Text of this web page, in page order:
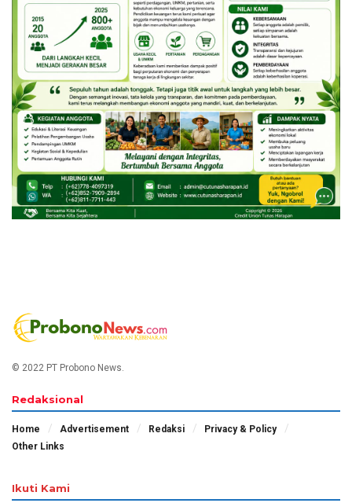
© 2022 PT Probono News.
Redaksional
Home Advertisement Redaksi
Privacy & Policy
Other Links
Ikuti Kami